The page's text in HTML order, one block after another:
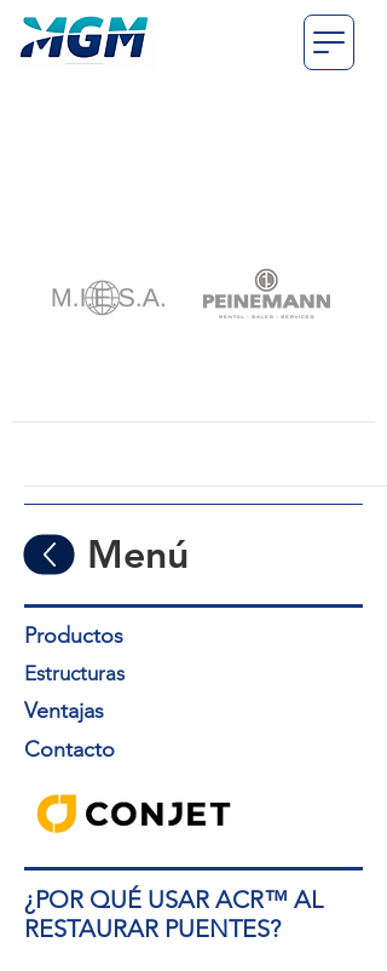
Menú
Productos
Estructuras
Ventajas
Contacto
¿POR QUÉ USAR ACR™ AL
RESTAURAR PUENTES?